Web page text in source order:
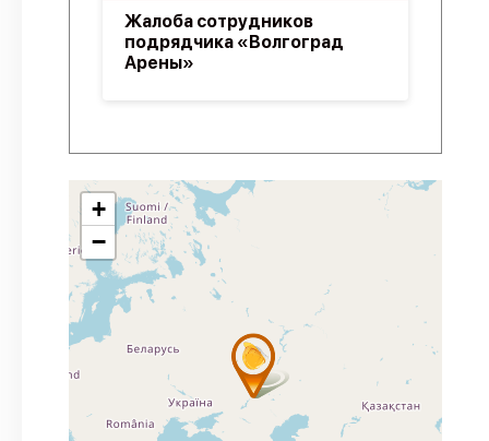
Жалоба сотрудников
подрядчика «Волгоград
Арены»
+
−